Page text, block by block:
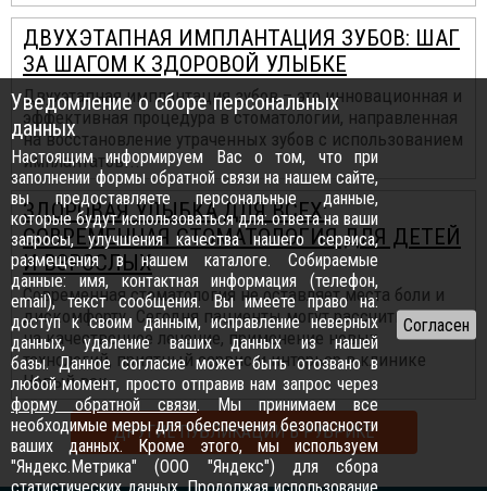
ДВУХЭТАПНАЯ ИМПЛАНТАЦИЯ ЗУБОВ: ШАГ
ЗА ШАГОМ К ЗДОРОВОЙ УЛЫБКЕ
Двухэтапная имплантация зубов – это инновационная и
эффективная процедура в стоматологии, направленная
на восстановление утраченных зубов с использованием
имплантатов...
ЗДОРОВАЯ УЛЫБКА ДЛЯ ВСЕХ:
СОВРЕМЕННАЯ СТОМАТОЛОГИЯ ДЛЯ ДЕТЕЙ
И ВЗРОСЛЫХ
Современная стоматология не оставляет места боли и
дискомфорту. Сегодня пациенты могут рассчитывать
на качественное лечение, применение новых
технологий, приятный сервис и интерьер в клинике
Новый век.
ДРУГИЕ ПУБЛИКАЦИИ В РУБРИКЕ
Уведомление о сборе персональных
данных
Настоящим информируем Вас о том, что при
заполнении формы обратной связи на нашем сайте,
вы предоставляете персональные данные,
которые будут использоваться для: ответа на ваши
запросы, улучшения качества нашего сервиса,
размещения в нашем каталоге. Собираемые
данные: имя, контактная информация (телефон,
email), текст сообщения. Вы имеете право на:
доступ к своим данным, исправление неверных
данных, удаление ваших данных из нашей
базы. Данное согласие может быть отозвано в
любой момент, просто отправив нам запрос через
форму обратной связи. Мы принимаем все
необходимые меры для обеспечения безопасности
ваших данных. Кроме этого, мы используем
"Яндекс.Метрика" (ООО "Яндекс") для сбора